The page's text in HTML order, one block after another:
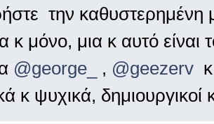
την καθυστερημένη
κ μόνο, μια κ αυτό είναι
@george_ , @geezerv
κ ψυχικά, δημιουργικοί